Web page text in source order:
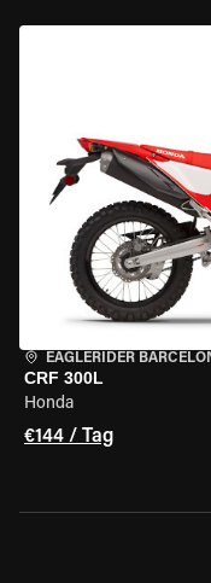
EAGLERIDER
CRF 300L
Honda
€144 / Tag